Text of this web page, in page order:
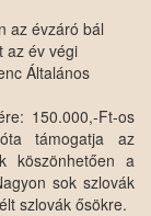
az évzáró bál
az év végi
Általános
150.000,-Ft-os
támogatja az
köszönhetően a
sok szlovák
szlovák ősökre.